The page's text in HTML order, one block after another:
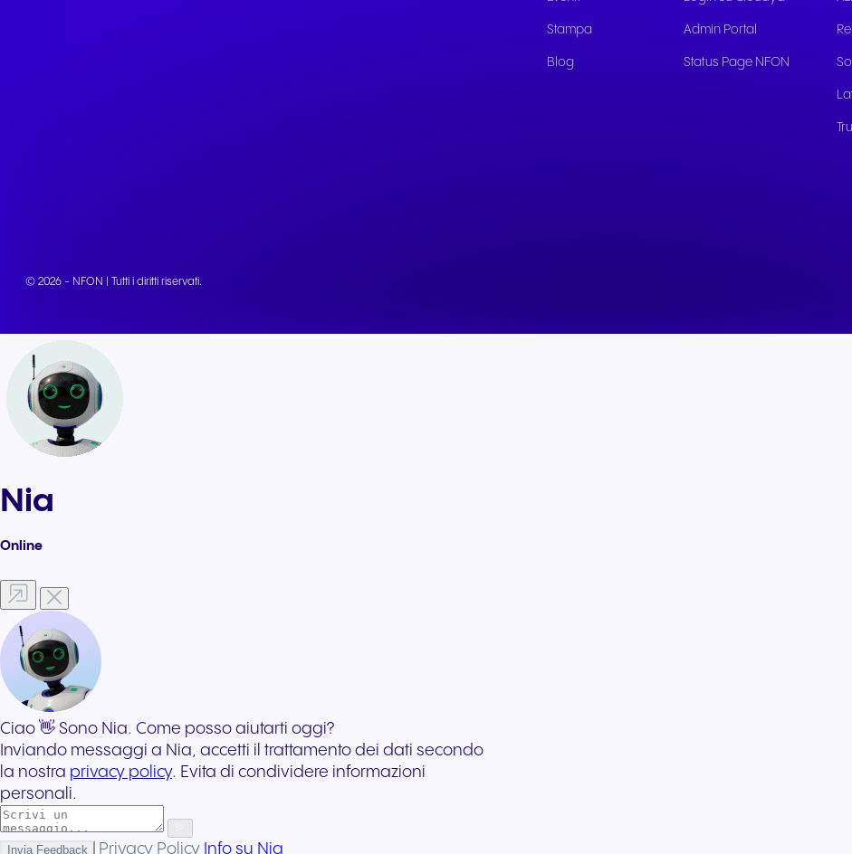
Stampa
Blog
Admin Portal
Status Page NFON
© 2026 - NFON | Tutti i diritti riservati.